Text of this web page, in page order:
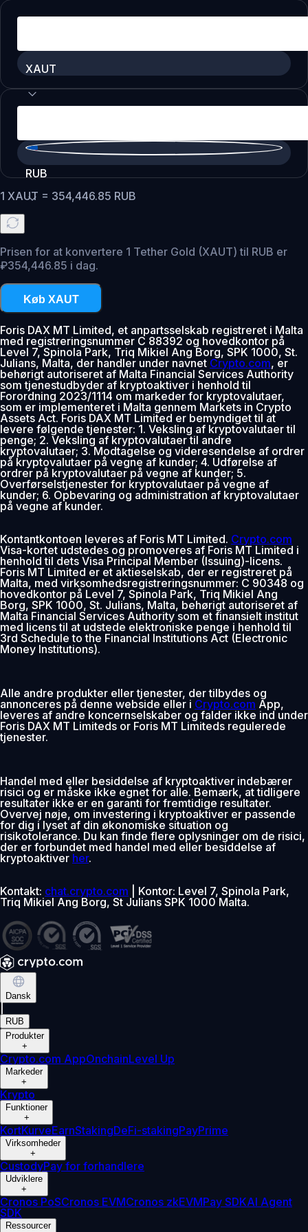
XAUT
RUB
1 XAUT = 354,446.85 RUB
Prisen for at konvertere 1 Tether Gold (XAUT) til RUB er
₽354,446.85 i dag.
Køb XAUT
Foris DAX MT Limited, et anpartsselskab registreret i Malta
med registreringsnummer C 88392 og hovedkontor på
Level 7, Spinola Park, Triq Mikiel Ang Borg, SPK 1000, St.
Julians, Malta, der handler under navnet Crypto.com, er
behørigt autoriseret af Malta Financial Services Authority
som tjenestudbyder af kryptoaktiver i henhold til
Forordning 2023/1114 om markeder for kryptovalutaer,
som er implementeret i Malta gennem Markets in Crypto
Assets Act. Foris DAX MT Limited er bemyndiget til at
levere følgende tjenester: 1. Veksling af kryptovalutaer til
penge; 2. Veksling af kryptovalutaer til andre
kryptovalutaer; 3. Modtagelse og videresendelse af ordrer
på kryptovalutaer på vegne af kunder; 4. Udførelse af
ordrer på kryptovalutaer på vegne af kunder; 5.
Overførselstjenester for kryptovalutaer på vegne af
kunder; 6. Opbevaring og administration af kryptovalutaer
på vegne af kunder.
Kontantkontoen leveres af Foris MT Limited. Crypto.com
Visa-kortet udstedes og promoveres af Foris MT Limited i
henhold til dets Visa Principal Member (Issuing)-licens.
Foris MT Limited er et aktieselskab, der er registreret på
Malta, med virksomhedsregistreringsnummer: C 90348 og
hovedkontor på Level 7, Spinola Park, Triq Mikiel Ang
Borg, SPK 1000, St. Julians, Malta, behørigt autoriseret af
Malta Financial Services Authority som et finansielt institut
med licens til at udstede elektroniske penge i henhold til
3rd Schedule to the Financial Institutions Act (Electronic
Money Institutions).
Alle andre produkter eller tjenester, der tilbydes og
annonceres på denne webside eller i Crypto.com App,
leveres af andre koncernselskaber og falder ikke ind under
Foris DAX MT Limiteds or Foris MT Limiteds regulerede
tjenester.
Handel med eller besiddelse af kryptoaktiver indebærer
risici og er måske ikke egnet for alle. Bemærk, at tidligere
resultater ikke er en garanti for fremtidige resultater.
Overvej nøje, om investering i kryptoaktiver er passende
for dig i lyset af din økonomiske situation og
risikotolerance. Du kan finde flere oplysninger om de risici,
der er forbundet med handel med eller besiddelse af
kryptoaktiver her.
Kontakt: chat.crypto.com | Kontor: Level 7, Spinola Park,
Triq Mikiel Ang Borg, St Julians SPK 1000 Malta.
Dansk
RUB
Produkter
+
Crypto.com AppOnchainLevel Up
Markeder
+
Krypto
Funktioner
+
KortKurveEarnStakingDeFi-stakingPayPrime
Virksomheder
+
CustodyPay for forhandlere
Udviklere
+
Cronos PoSCronos EVMCronos zkEVMPay SDKAI Agent
SDK
Ressourcer